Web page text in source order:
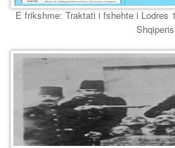
E frikshme: Traktati i fshehte i Lodres